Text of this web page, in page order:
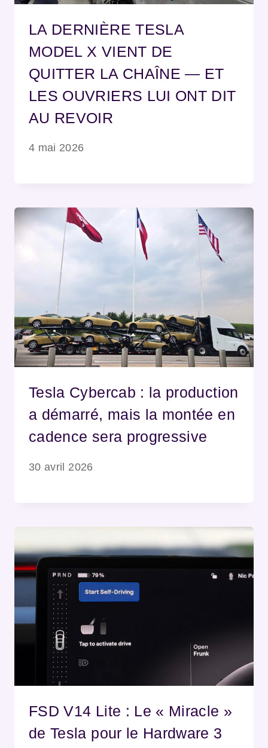
LA DERNIÈRE TESLA
MODEL X VIENT DE
QUITTER LA CHAÎNE — ET
LES OUVRIERS LUI ONT DIT
AU REVOIR
4 mai 2026
Tesla Cybercab : la production
a démarré, mais la montée en
cadence sera progressive
30 avril 2026
FSD V14 Lite : Le « Miracle »
de Tesla pour le Hardware 3